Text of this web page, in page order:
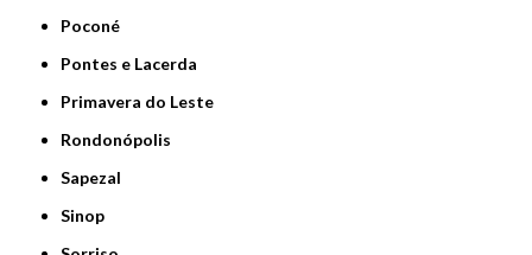
Poconé
Pontes e Lacerda
Primavera do Leste
Rondonópolis
Sapezal
Sinop